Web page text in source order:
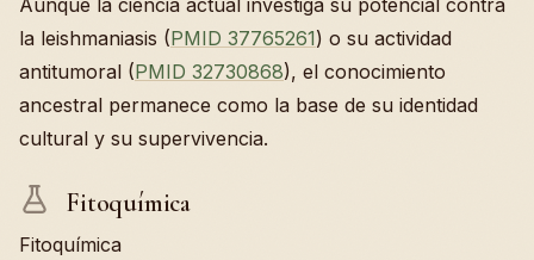
la leishmaniasis (PMID 37765261) o su actividad
antitumoral (PMID 32730868), el conocimiento
ancestral permanece como la base de su identidad
cultural y su supervivencia.
Fitoquímica
Fitoquímica